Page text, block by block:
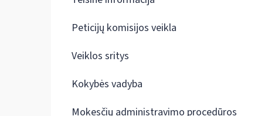
Peticijų komisijos veikla
Veiklos sritys
Kokybės vadyba
Mokesčių administravimo procedūros